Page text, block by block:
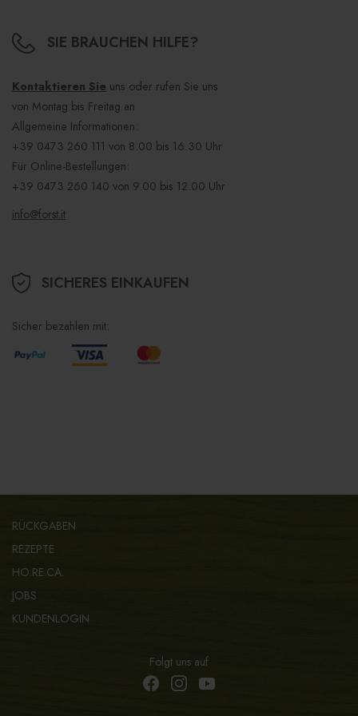
SIE BRAUCHEN HILFE?
Kontaktieren Sie uns oder rufen Sie uns
von Montag bis Freitag an
Allgemeine Informationen:
+39 0473 260 111 von 8.00 bis 16.30 Uhr
Für Online-Bestellungen:
+39 0473 260 140 von 9.00 bis 12.00 Uhr
info@forst.it
SICHERES EINKAUFEN
Sicher bezahlen mit:
RÜCKGABEN
REZEPTE
HO.RE.CA.
JOBS
KUNDENLOGIN
Folgt uns auf